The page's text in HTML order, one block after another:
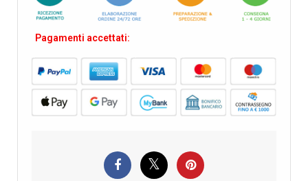
Pagamenti accettati: